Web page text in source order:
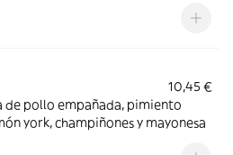
10,45 €
de pollo empañada, pimiento
york, champiñones y mayonesa